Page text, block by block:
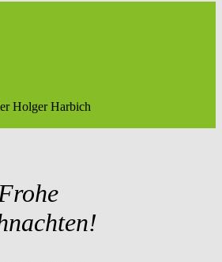
Holger Harbich